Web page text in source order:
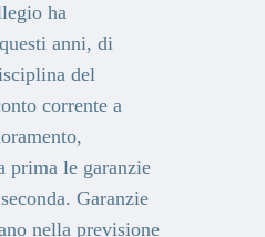
ha
anni, di
del
corrente a
prima le garanzie
Garanzie
nella previsione